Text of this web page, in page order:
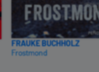
FRAUKE BUCHHOLZ
Frostmond